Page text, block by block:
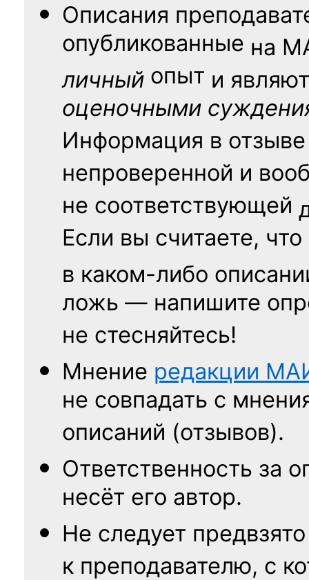
Описания
опубликованные на
личный опыт и
оценочными
Информация в
непроверенной и
не соответствующей
Если вы считаете, что
в каком-либо
ложь — напишите
не стесняйтесь!
Мнение редакции
не совпадать с
описаний (отзывов).
Ответственность за
несёт его автор.
Не следует
к преподавателю, с